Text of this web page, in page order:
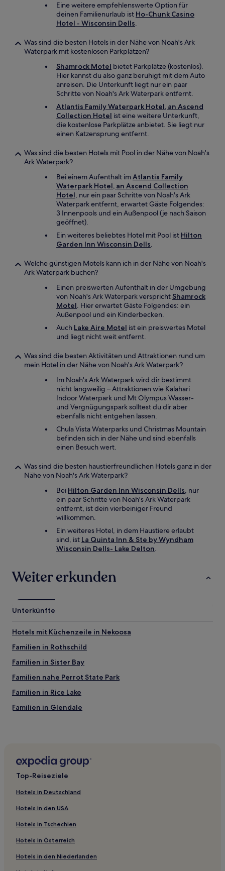
Eine weitere empfehlenswerte Option für
deinen Familienurlaub ist Ho-Chunk Casino
Hotel - Wisconsin Dells.
Was sind die besten Hotels in der Nähe von Noah's Ark
Waterpark mit kostenlosen Parkplätzen?
Shamrock Motel bietet Parkplätze (kostenlos).
Hier kannst du also ganz beruhigt mit dem Auto
anreisen. Die Unterkunft liegt nur ein paar
Schritte von Noah's Ark Waterpark entfernt.
Atlantis Family Waterpark Hotel, an Ascend
Collection Hotel ist eine weitere Unterkunft,
die kostenlose Parkplätze anbietet. Sie liegt nur
einen Katzensprung entfernt.
Was sind die besten Hotels mit Pool in der Nähe von Noah's
Ark Waterpark?
Bei einem Aufenthalt imAtlantis Family
Waterpark Hotel, an Ascend Collection
Hotel, nur ein paar Schritte von Noah's Ark
Waterpark entfernt, erwartet Gäste Folgendes:
3 Innenpools und ein Außenpool (je nach Saison
geöffnet).
Ein weiteres beliebtes Hotel mit Pool ist Hilton
Garden Inn Wisconsin Dells.
Welche günstigen Motels kann ich in der Nähe von Noah's
Ark Waterpark buchen?
Einen preiswerten Aufenthalt in der Umgebung
von Noah's Ark Waterpark verspricht Shamrock
Motel. Hier erwartet Gäste Folgendes: ein
Außenpool und ein Kinderbecken.
Auch Lake Aire Motel ist ein preiswertes Motel
und liegt nicht weit entfernt.
Was sind die besten Aktivitäten und Attraktionen rund um
mein Hotel in der Nähe von Noah's Ark Waterpark?
Im Noah's Ark Waterpark wird dir bestimmt
nicht langweilig – Attraktionen wie Kalahari
Indoor Waterpark und Mt Olympus Wasser-
und Vergnügungspark solltest du dir aber
ebenfalls nicht entgehen lassen.
Chula Vista Waterparks und Christmas Mountain
befinden sich in der Nähe und sind ebenfalls
einen Besuch wert.
Was sind die besten haustierfreundlichen Hotels ganz in der
Nähe von Noah's Ark Waterpark?
Bei Hilton Garden Inn Wisconsin Dells, nur
ein paar Schritte von Noah's Ark Waterpark
entfernt, ist dein vierbeiniger Freund
willkommen.
Ein weiteres Hotel, in dem Haustiere erlaubt
sind, ist La Quinta Inn & Ste by Wyndham
Wisconsin Dells- Lake Delton.
Weiter erkunden
Unterkünfte
Hotels mit Küchenzeile in Nekoosa
Familien in Rothschild
Familien in Sister Bay
Familien nahe Perrot State Park
Familien in Rice Lake
Familien in Glendale
Hotels mit Parkplatz in Phillips
Günstige in Wisconsin Rapids
Familien nahe Einkaufsstraße State Street
Familien in Appleton
Hotels mit Pool nahe Atwater Park & Beach
Hotels mit inbegriffenem Frühstück in Fort Atkinson
Hotels mit Parkplatz in Wauwatosa
Top-Reiseziele
Hotels in Deutschland
Hotels in den USA
Hotels in Tschechien
Hotels in Österreich
Hotels in den Niederlanden